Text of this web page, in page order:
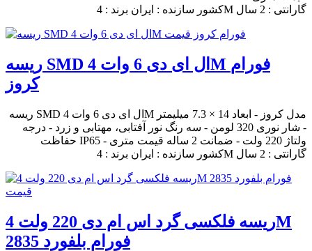
کشور سازنده : ایران برند : 4M گارانتی : 2 سال
ریسه SMD ال ای دی 6 وات 4M فورام
کروز
ریسه SMD ال ای دی 6 وات 4M مدل کروز - ابعاد 14 × 7.3 میلیمتر
- شار نوری 320 لومن - سه رنگ نور آفتابی، مهتابی و زرد - درجه
حفاظت IP65 - ولتاژ 220 ولت - ضمانت 2 ساله قیمت متری
کشور سازنده : ایران برند : 4M گارانتی : 2 سال
ریسه فلکسی گرد اس ام دی 220 ولت 4M
فورام بلفورد 2835